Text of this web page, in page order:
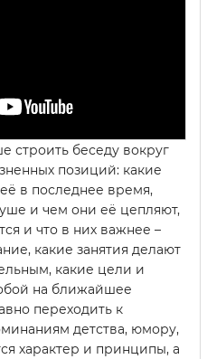
строить беседу вокруг
позиций: какие
в последнее время,
и чем они её цепляют,
и что в них важнее –
какие занятия делают
какие цели и
на ближайшее
переходить к
детства, юмору,
характер и принципы, а